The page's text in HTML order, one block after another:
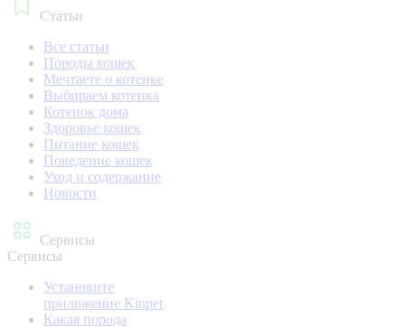
Статьи
Все статьи
Породы кошек
Мечтаете о котенке
Выбираем котенка
Котенок дома
Здоровье кошек
Питание кошек
Поведение кошек
Уход и содержание
Новости
Сервисы
Сервисы
Установите
приложение Kinpet
Какая порода